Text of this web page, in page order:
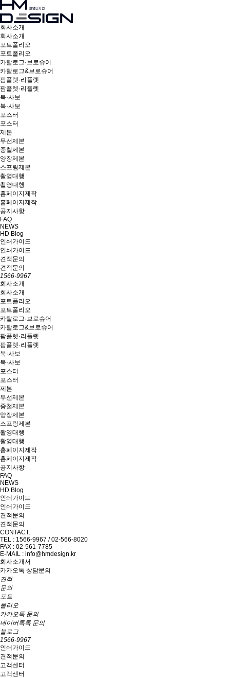
회사소개
회사소개
포트폴리오
포트폴리오
카탈로그·브로슈어
카탈로그&브로슈어
팜플렛·리플렛
팜플렛·리플렛
북·사보
북·사보
포스터
포스터
제본
무선제본
중철제본
양장제본
스프링제본
촬영대행
촬영대행
홈페이지제작
홈페이지제작
공지사항
FAQ
NEWS
HD Blog
인쇄가이드
인쇄가이드
견적문의
견적문의
1566-9967
회사소개
회사소개
포트폴리오
포트폴리오
카탈로그·브로슈어
카탈로그&브로슈어
팜플렛·리플렛
팜플렛·리플렛
북·사보
북·사보
포스터
포스터
제본
무선제본
중철제본
양장제본
스프링제본
촬영대행
촬영대행
홈페이지제작
홈페이지제작
공지사항
FAQ
NEWS
HD Blog
인쇄가이드
인쇄가이드
견적문의
견적문의
CONTACT.
TEL : 1566-9967 / 02-566-8020
FAX : 02-561-7785
E-MAIL : info@hmdesign.kr
회사소개서
카카오톡 상담문의
견적
문의
포트
폴리오
카카오톡 문의
네이버톡톡 문의
블로그
1566-9967
인쇄가이드
견적문의
고객센터
고객센터